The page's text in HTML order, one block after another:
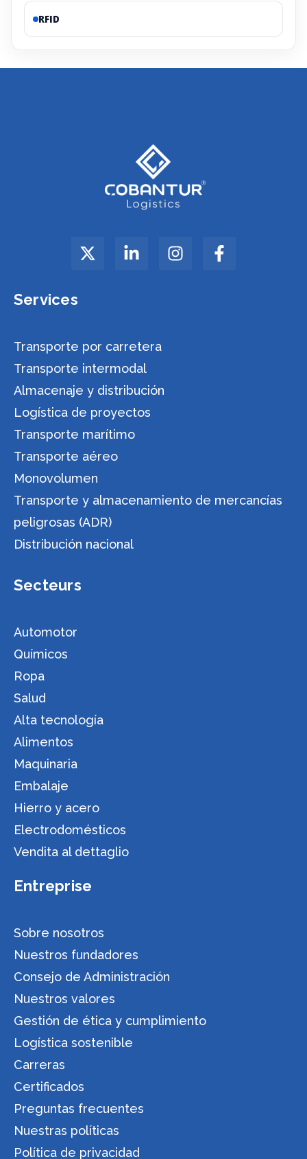
RFID
Services
Transporte por carretera
Transporte intermodal
Almacenaje y distribución
Logística de proyectos
Transporte marítimo
Transporte aéreo
Monovolumen
Transporte y almacenamiento de mercancías
peligrosas (ADR)
Distribución nacional
Secteurs
Automotor
Químicos
Ropa
Salud
Alta tecnología
Alimentos
Maquinaria
Embalaje
Hierro y acero
Electrodomésticos
Vendita al dettaglio
Entreprise
Sobre nosotros
Nuestros fundadores
Consejo de Administración
Nuestros valores
Gestión de ética y cumplimiento
Logística sostenible
Carreras
Certificados
Preguntas frecuentes
Nuestras políticas
Política de privacidad